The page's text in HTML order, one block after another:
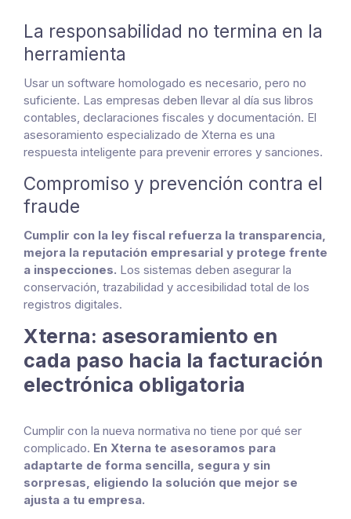
La responsabilidad no termina en la
herramienta
Usar un software homologado es necesario, pero no
suficiente. Las empresas deben llevar al día sus libros
contables, declaraciones fiscales y documentación. El
asesoramiento especializado de Xterna es una
respuesta inteligente para prevenir errores y sanciones.
Compromiso y prevención contra el
fraude
Cumplir con la ley fiscal refuerza la transparencia,
mejora la reputación empresarial y protege frente
a inspecciones. Los sistemas deben asegurar la
conservación, trazabilidad y accesibilidad total de los
registros digitales.
Xterna: asesoramiento en
cada paso hacia la facturación
electrónica obligatoria
Cumplir con la nueva normativa no tiene por qué ser
complicado. En Xterna te asesoramos para
adaptarte de forma sencilla, segura y sin
sorpresas, eligiendo la solución que mejor se
ajusta a tu empresa.